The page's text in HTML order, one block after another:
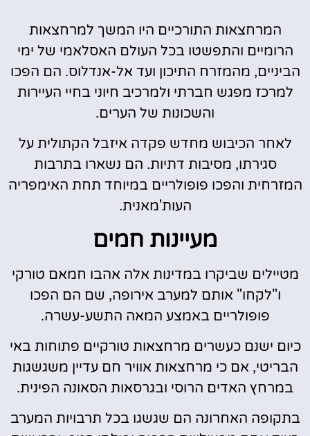
המרחצאות התורכיים היו המשך למרחצאות
הרומיים והתפשטו בכל העולם האסלאמי של ימי
הביניים, מהמזרח התיכון ועד אל-אנדלוס. הם הפכו
למרכז מפגש חברתי ולמרכיב חיוני בחיי העיירות
והשכונות של הערים.
לאחר הכיבוש מחדש פקדה איזבל הקתולית על
סגירתו, מסיבות דתיות. הם נשארו בתרבות
המזרחית והפכו פופולריים במיוחד תחת האימפריה
העות'מאנית.
מעיינות חמים
מטיילים שביקרו במדינות אלה אהבו חמאם טורקי
ו"לקחו" אותם למערב אירופה, שם הם הפכו
פופולריים באמצע המאה התשע-עשרה.
כיום ישנם כעשרים מרחצאות טורקיים פתוחות באי
הבריטי, אם כי מרחצאות אוויר חם עדיין משגשגות
במרחץ האדים הרוסי ובגרסאות הסאונה הפינית.
בתקופה האחרונה הם שגשגו בכל תרבויות המערב